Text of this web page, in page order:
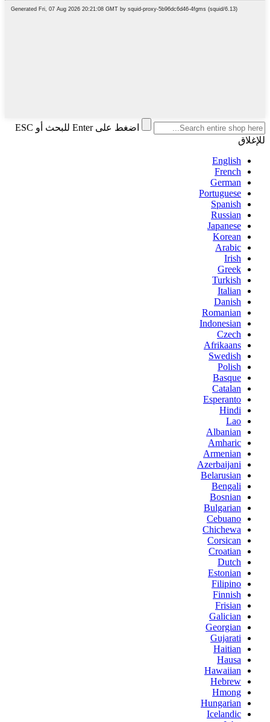
اضغط على Enter للبحث أو ESC
للإغلاق
English
French
German
Portuguese
Spanish
Russian
Japanese
Korean
Arabic
Irish
Greek
Turkish
Italian
Danish
Romanian
Indonesian
Czech
Afrikaans
Swedish
Polish
Basque
Catalan
Esperanto
Hindi
Lao
Albanian
Amharic
Armenian
Azerbaijani
Belarusian
Bengali
Bosnian
Bulgarian
Cebuano
Chichewa
Corsican
Croatian
Dutch
Estonian
Filipino
Finnish
Frisian
Galician
Georgian
Gujarati
Haitian
Hausa
Hawaiian
Hebrew
Hmong
Hungarian
Icelandic